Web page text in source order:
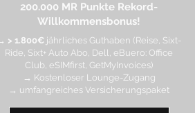
200.000 MR Punkte Rekord-
Willkommensbonus!
> 1.800€ jährliches Guthaben (Reise, Sixt-
Ride, Sixt+ Auto Abo, Dell, eBuero: Office
Club, eSIMfirst, GetMyInvoices)
→ Kostenloser Lounge-Zugang
→ umfangreiches Versicherungspaket